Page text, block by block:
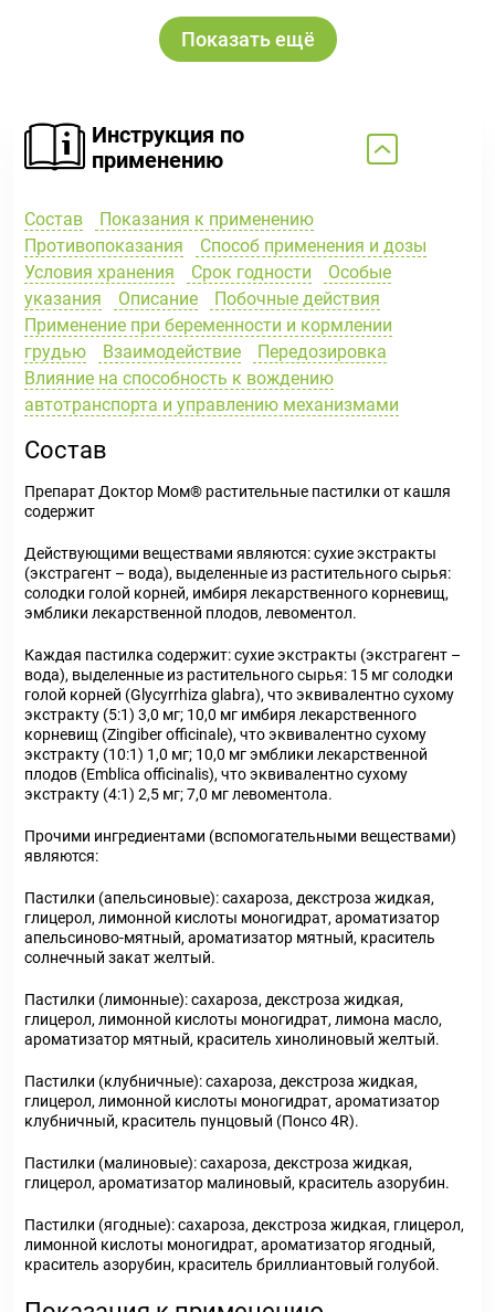
Показать ещё
Инструкция по
применению
Состав
Показания к применению
Противопоказания
Способ применения и дозы
Условия хранения
Срок годности
Особые
указания
Описание
Побочные действия
Применение при беременности и кормлении
грудью
Взаимодействие
Передозировка
Влияние на способность к вождению
автотранспорта и управлению механизмами
Состав
Препарат Доктор Мом® растительные пастилки от кашля
содержит
Действующими веществами являются: сухие экстракты
(экстрагент – вода), выделенные из растительного сырья:
солодки голой корней, имбиря лекарственного корневищ,
эмблики лекарственной плодов, левоментол.
Каждая пастилка содержит: сухие экстракты (экстрагент –
вода), выделенные из растительного сырья: 15 мг солодки
голой корней (Glycyrrhiza glabra), что эквивалентно сухому
экстракту (5:1) 3,0 мг; 10,0 мг имбиря лекарственного
корневищ (Zingiber officinale), что эквивалентно сухому
экстракту (10:1) 1,0 мг; 10,0 мг эмблики лекарственной
плодов (Emblica officinalis), что эквивалентно сухому
экстракту (4:1) 2,5 мг; 7,0 мг левоментола.
Прочими ингредиентами (вспомогательными веществами)
являются:
Пастилки (апельсиновые): сахароза, декстроза жидкая,
глицерол, лимонной кислоты моногидрат, ароматизатор
апельсиново-мятный, ароматизатор мятный, краситель
солнечный закат желтый.
Пастилки (лимонные): сахароза, декстроза жидкая,
глицерол, лимонной кислоты моногидрат, лимона масло,
ароматизатор мятный, краситель хинолиновый желтый.
Пастилки (клубничные): сахароза, декстроза жидкая,
глицерол, лимонной кислоты моногидрат, ароматизатор
клубничный, краситель пунцовый (Понсо 4R).
Пастилки (малиновые): сахароза, декстроза жидкая,
глицерол, ароматизатор малиновый, краситель азорубин.
Пастилки (ягодные): сахароза, декстроза жидкая, глицерол,
лимонной кислоты моногидрат, ароматизатор ягодный,
краситель азорубин, краситель бриллиантовый голубой.